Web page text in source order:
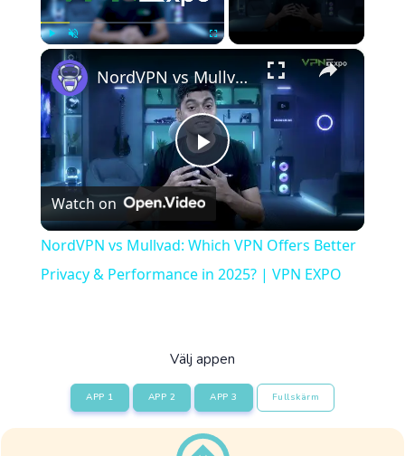
Play ×
Play
Video
NordVPN vs Mullvad: Which VPN Offers Better Privacy & Performance in 2025? | VPN EXPO
Watch on
NordVPN vs Mullvad: Which VPN Offers Better
Privacy & Performance in 2025? | VPN EXPO
Välj appen
APP 1 APP 2 APP 3 Fullskärm